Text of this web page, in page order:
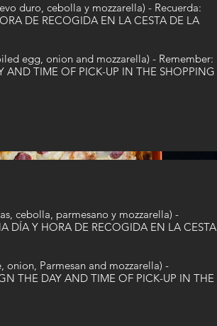
duro, cebolla y mozzarella) - Recuerda:
DE RECOGIDA EN LA CESTA DE LA
egg, onion and mozzarella) - Remember:
AND TIME OF PICK-UP IN THE SHOPPING
cebolla, parmesano y mozzarella) -
DÍA Y HORA DE RECOGIDA EN LA CESTA
onion, Parmesan and mozzarella) -
THE DAY AND TIME OF PICK-UP IN THE